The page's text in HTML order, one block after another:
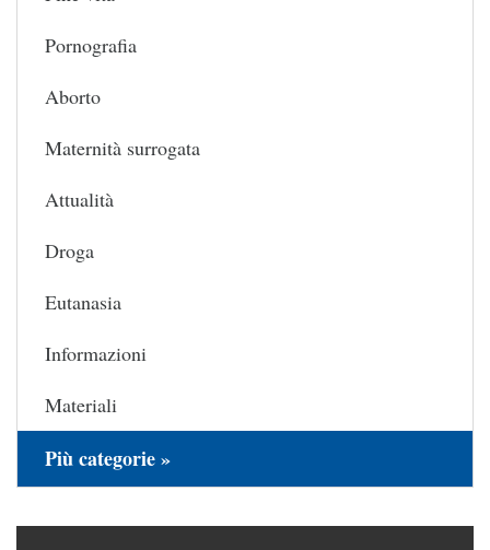
Pornografia
Aborto
Maternità surrogata
Attualità
Droga
Eutanasia
Informazioni
Materiali
Più categorie »